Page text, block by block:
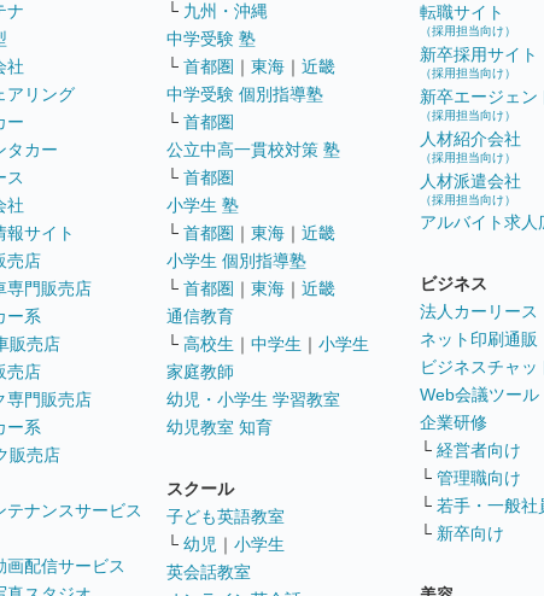
ナ
社
アリング
ー
タカー
ス
社
報サイト
売店
専門販売店
ー系
販売店
売店
専門販売店
ー系
販売店
テナンスサービス
画配信サービス
└ 九州・沖縄
中学受験 塾
└ 首都圏 ｜ 東海 ｜ 近畿
中学受験 個別指導塾
└ 首都圏
公立中高一貫校対策 塾
└ 首都圏
小学生 塾
└ 首都圏 ｜ 東海 ｜ 近畿
小学生 個別指導塾
└ 首都圏 ｜ 東海 ｜ 近畿
通信教育
└ 高校生 ｜ 中学生 ｜ 小学生
家庭教師
幼児・小学生 学習教室
幼児教室 知育
スクール
子ども英語教室
└ 幼児 ｜ 小学生
英会話教室
転職サイト
（採用担当向け）
新卒採用サイト
（採用担当向け）
新卒エージェン
（採用担当向け）
人材紹介会社
（採用担当向け）
人材派遣会社
（採用担当向け）
アルバイト求人
ビジネス
法人カーリース
ネット印刷通販
ビジネスチャッ
Web会議ツール
企業研修
└ 経営者向け
└ 管理職向け
└ 若手・一般社
└ 新卒向け